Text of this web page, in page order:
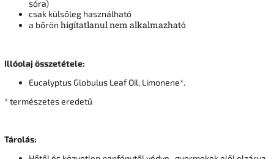
sóra)
csak külsőleg használható
a bőrön hígítatlanul nem alkalmazható
Illóolaj összetétele:
Eucalyptus Globulus Leaf Oil, Limonene*.
* természetes eredetű
Tárolás: